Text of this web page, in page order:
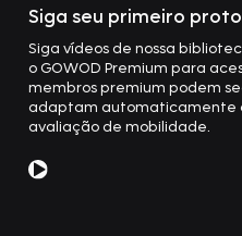
Siga seu primeiro
Siga vídeos de nossa
o GOWOD Premium para
membros premium podem
adaptam automaticamente
avaliação de mobilidade.